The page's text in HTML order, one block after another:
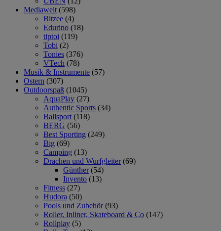
Mediawelt (598)
Bitzee (4)
Edurino (18)
tiptoi (119)
Tobi (2)
Tonies (376)
VTech (78)
Musik & Instrumente (57)
Ostern (307)
Outdoorspaß (1045)
AquaPlay (27)
Authentic Sports (34)
Ballsport (118)
BERG (56)
Best Sporting (249)
Big (69)
Camping (13)
Drachen und Wurfgleiter (69)
Günther (54)
Invento (13)
Fitness (27)
Hudora (50)
Pools und Zubehör (93)
Roller, Inliner, Skateboard & Co (147)
Rollplay (5)